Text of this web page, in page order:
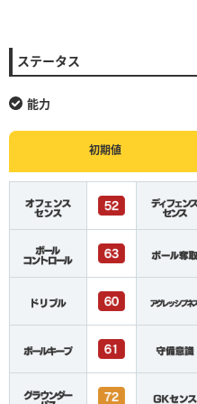
ステータス
能力
初期値